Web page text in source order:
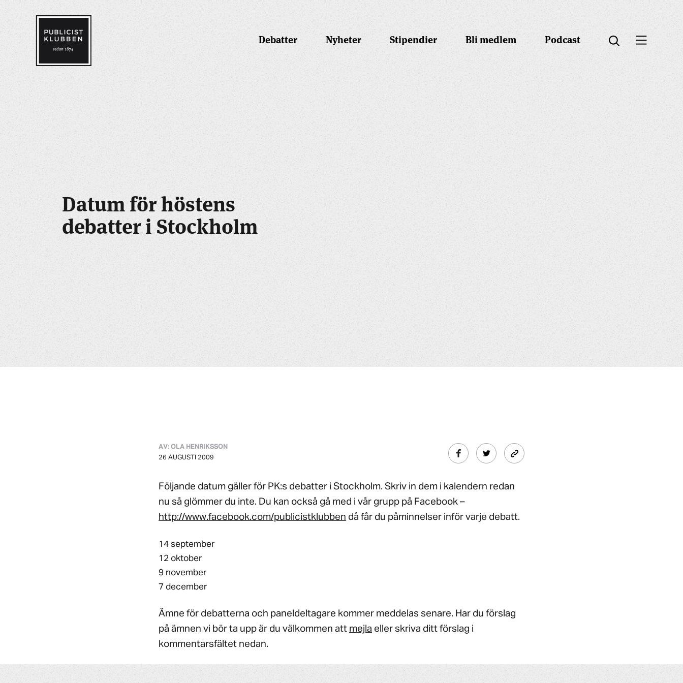
Debatter Nyheter Stipendier Bli medlem Podcast Öppna sök
Öppna menyn
Datum för höstens
debatter i Stockholm
AV: OLA HENRIKSSON
26 AUGUSTI 2009
Följande datum gäller för PK:s debatter i Stockholm. Skriv in dem i kalendern redan
nu så glömmer du inte. Du kan också gå med i vår grupp på Facebook –
http://www.facebook.com/publicistklubben då får du påminnelser inför varje debatt.
14 september
12 oktober
9 november
7 december
Ämne för debatterna och paneldeltagare kommer meddelas senare. Har du förslag
på ämnen vi bör ta upp är du välkommen att mejla eller skriva ditt förslag i
kommentarsfältet nedan.